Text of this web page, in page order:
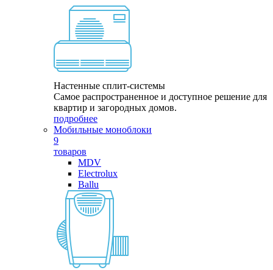
Настенные сплит-системы
Самое распространенное и доступное решение для
квартир и загородных домов.
подробнее
Мобильные моноблоки
9
товаров
MDV
Electrolux
Ballu